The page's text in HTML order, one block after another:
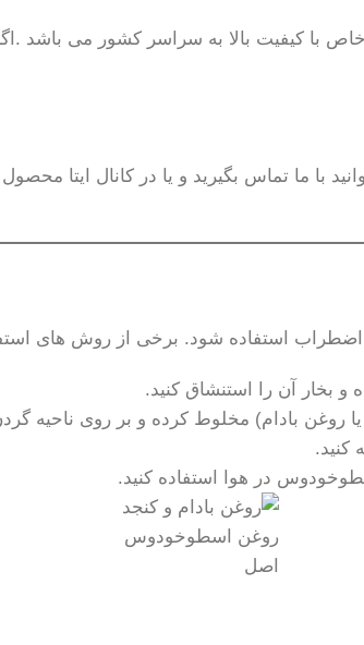
با کیفیت بالا به سراسر کشور می باشد
با ما تماس بگیرید و یا در کانال ایتا
استفاده شود. برخی از روش های
بخار آن را استنشاق کنید.
بادام) مخلوط کرده و بر روی ناحیه
در هوا استفاده کنید.
روغن اسطوخودوس
اصل